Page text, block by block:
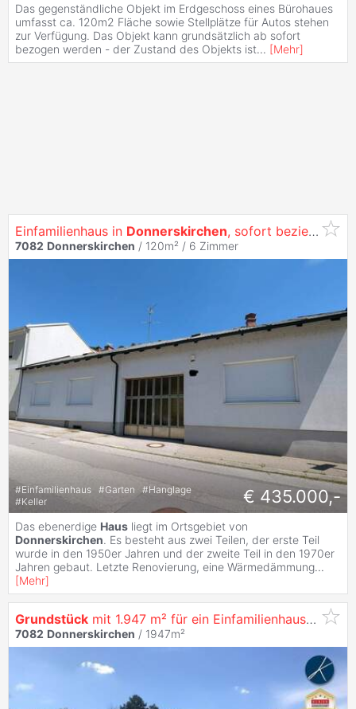
Das gegenständliche Objekt im Erdgeschoss eines Bürohaues
umfasst ca. 120m2 Fläche sowie Stellplätze für Autos stehen
zur Verfügung. Das Objekt kann grundsätzlich ab sofort
bezogen werden - der Zustand des Objekts ist... [Mehr]
Einfamilienhaus in Donnerskirchen, sofort beziehbar
7082 Donnerskirchen / 120m² / 6 Zimmer
#Einfamilienhaus #Garten #Hanglage
#Keller € 435.000,-
Das ebenerdige Haus liegt im Ortsgebiet von
Donnerskirchen. Es besteht aus zwei Teilen, der erste Teil
wurde in den 1950er Jahren und der zweite Teil in den 1970er
Jahren gebaut. Letzte Renovierung, eine Wärmedämmung...
[Mehr]
Grundstück mit 1.947 m² für ein Einfamilienhaus oder Bauträgerprojekt!
7082 Donnerskirchen / 1947m²